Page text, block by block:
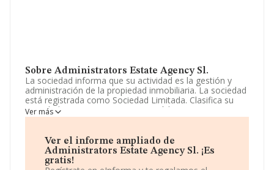
Sobre Administrators Estate Agency Sl.
La sociedad informa que su actividad es la gestión y
administración de la propiedad inmobiliaria. La sociedad
está registrada como Sociedad Limitada. Clasifica su
actividad CNAE como '%cnae%', código 5612. La
empresa no tiene actividad en mercados exteriores.
El correo electrónico esinfo@ficoser.es
La sociedad española
Administrators Estate Agency
Ver más
Ver el informe ampliado de
Administrators Estate Agency Sl. ¡Es
gratis!